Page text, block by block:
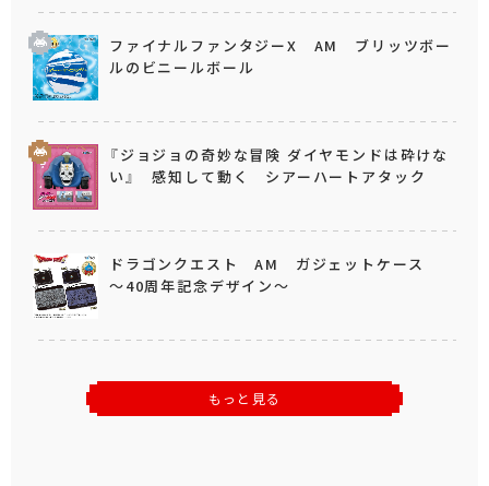
ファイナルファンタジーX AM ブリッツボー
ルのビニールボール
『ジョジョの奇妙な冒険 ダイヤモンドは砕けな
い』 感知して動く シアーハートアタック
ドラゴンクエスト AM ガジェットケース
～40周年記念デザイン～
もっと見る